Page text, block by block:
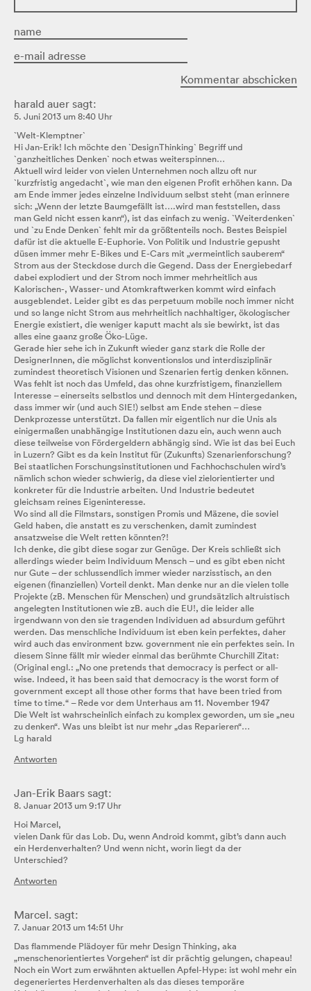
harald auer sagt:
5. Juni 2013 um 8:40 Uhr
`Welt-Klemptner`
Hi Jan-Erik! Ich möchte den `DesignThinking` Begriff und
`ganzheitliches Denken` noch etwas weiterspinnen…
Aktuell wird leider von vielen Unternehmen noch allzu oft nur
`kurzfristig angedacht`, wie man den eigenen Profit erhöhen kann. Da
am Ende immer jedes einzelne Individuum selbst steht (man erinnere
sich: „Wenn der letzte Baumgefällt ist….wird man feststellen, dass
man Geld nicht essen kann“), ist das einfach zu wenig. `Weiterdenken`
und `zu Ende Denken` fehlt mir da größtenteils noch. Bestes Beispiel
dafür ist die aktuelle E-Euphorie. Von Politik und Industrie gepusht
düsen immer mehr E-Bikes und E-Cars mit „vermeintlich sauberem“
Strom aus der Steckdose durch die Gegend. Dass der Energiebedarf
dabei explodiert und der Strom noch immer mehrheitlich aus
Kalorischen-, Wasser- und Atomkraftwerken kommt wird einfach
ausgeblendet. Leider gibt es das perpetuum mobile noch immer nicht
und so lange nicht Strom aus mehrheitlich nachhaltiger, ökologischer
Energie existiert, die weniger kaputt macht als sie bewirkt, ist das
alles eine gaanz große Öko-Lüge.
Gerade hier sehe ich in Zukunft wieder ganz stark die Rolle der
DesignerInnen, die möglichst konventionslos und interdisziplinär
zumindest theoretisch Visionen und Szenarien fertig denken können.
Was fehlt ist noch das Umfeld, das ohne kurzfristigem, finanziellem
Interesse – einerseits selbstlos und dennoch mit dem Hintergedanken,
dass immer wir (und auch SIE!) selbst am Ende stehen – diese
Denkprozesse unterstützt. Da fallen mir eigentlich nur die Unis als
einigermaßen unabhängige Institutionen dazu ein, auch wenn auch
diese teilweise von Fördergeldern abhängig sind. Wie ist das bei Euch
in Luzern? Gibt es da kein Institut für (Zukunfts) Szenarienforschung?
Bei staatlichen Forschungsinstitutionen und Fachhochschulen wird’s
nämlich schon wieder schwierig, da diese viel zielorientierter und
konkreter für die Industrie arbeiten. Und Industrie bedeutet
gleichsam reines Eigeninteresse.
Wo sind all die Filmstars, sonstigen Promis und Mäzene, die soviel
Geld haben, die anstatt es zu verschenken, damit zumindest
ansatzweise die Welt retten könnten?!
Ich denke, die gibt diese sogar zur Genüge. Der Kreis schließt sich
allerdings wieder beim Individuum Mensch – und es gibt eben nicht
nur Gute – der schlussendlich immer wieder narzisstisch, an den
eigenen (finanziellen) Vorteil denkt. Man denke nur an die vielen tolle
Projekte (zB. Menschen für Menschen) und grundsätzlich altruistisch
angelegten Institutionen wie zB. auch die EU!, die leider alle
irgendwann von den sie tragenden Individuen ad absurdum geführt
werden. Das menschliche Individuum ist eben kein perfektes, daher
wird auch das environment bzw. government nie ein perfektes sein. In
diesem Sinne fällt mir wieder einmal das berühmte Churchill Zitat:
(Original engl.: „No one pretends that democracy is perfect or all-
wise. Indeed, it has been said that democracy is the worst form of
government except all those other forms that have been tried from
time to time.“ – Rede vor dem Unterhaus am 11. November 1947
Die Welt ist wahrscheinlich einfach zu komplex geworden, um sie „neu
zu denken“. Was uns bleibt ist nur mehr „das Reparieren“…
Lg harald
Antworten
Jan-Erik Baars sagt:
8. Januar 2013 um 9:17 Uhr
Hoi Marcel,
vielen Dank für das Lob. Du, wenn Android kommt, gibt’s dann auch
ein Herdenverhalten? Und wenn nicht, worin liegt da der
Unterschied?
Antworten
Marcel. sagt:
7. Januar 2013 um 14:51 Uhr
Das flammende Plädoyer für mehr Design Thinking, aka
„menschenorientiertes Vorgehen“ ist dir prächtig gelungen, chapeau!
Noch ein Wort zum erwähnten aktuellen Apfel-Hype: ist wohl mehr ein
degeneriertes Herdenverhalten als das dieses temporäre